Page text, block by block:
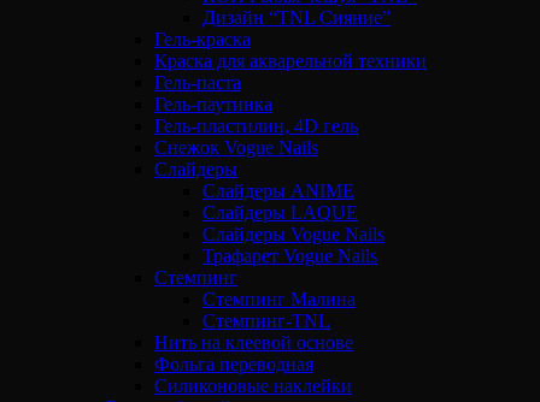
Дизайн “TNL Сияние”
Гель-краска
Краска для акварельной техники
Гель-паста
Гель-паутинка
Гель-пластилин, 4D гель
Снежок Vogue Nails
Слайдеры
Слайдеры ANIME
Слайдеры LAQUE
Слайдеры Vogue Nails
Трафарет Vogue Nails
Стемпинг
Стемпинг Малина
Стемпинг-TNL
Нить на клеевой основе
Фольга переводная
Силиконовые наклейки